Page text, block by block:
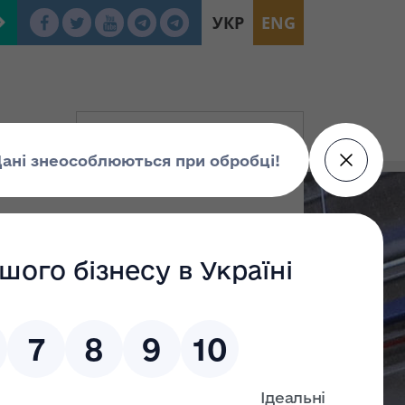
УКР ENG
проекту
майна України
складання
на